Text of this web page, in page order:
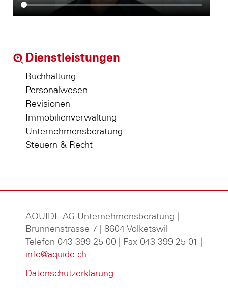
Dienstleistungen
Buchhaltung
Personalwesen
Revisionen
Immobilienverwaltung
Unternehmensberatung
Steuern & Recht
AQUIDE AG Unternehmensberatung
Brunnenstrasse 7 | 8604 Volketswil
Telefon 043 399 25 00 | Fax 043 399 25 01 |
info@aquide.ch
Datenschutzerklärung